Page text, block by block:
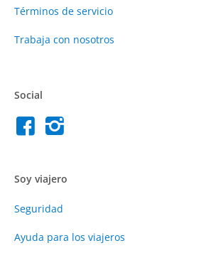
Términos de servicio
Trabaja con nosotros
Social
Soy viajero
Seguridad
Ayuda para los viajeros